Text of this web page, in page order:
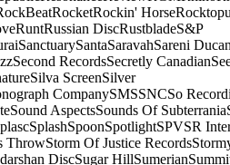
RocketRockin' Horse
RuntRussian DiscRustbladeS&P
SanctuarySantaSaravahSareni Ducan
Second RecordsSecretly Canadian
Silva ScreenSilver
CompanySMSSNCSo
Sound AspectsSounds Of Subterrania
SplashSpoonSpotlightSPVSR
ThrowStorm Of Justice Records
DiscSugar HillSumerian